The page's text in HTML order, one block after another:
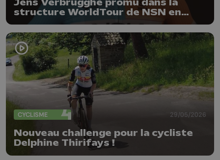
Jens Verbrugghe promu dans la
structure WorldTour de NSN en
2027
CYCLISME 29/05/2026
Nouveau challenge pour la cycliste
Delphine Thirifays !